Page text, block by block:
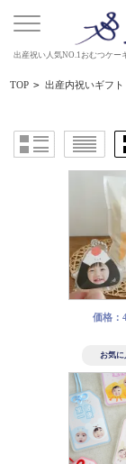
出産祝い人気NO.1おむつケー
TOP > 出産内祝いギフト
価格：